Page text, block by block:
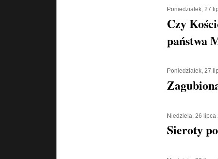
Poniedziałek, 27
Czy
państwa
Poniedziałek, 27
Niedziela, 26 lipca
Sieroty